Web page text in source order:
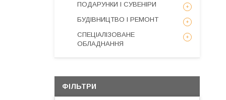
ПОДАРУНКИ І СУВЕНІРИ
БУДІВНИЦТВО І РЕМОНТ
СПЕЦІАЛІЗОВАНЕ
ОБЛАДНАННЯ
ФІЛЬТРИ